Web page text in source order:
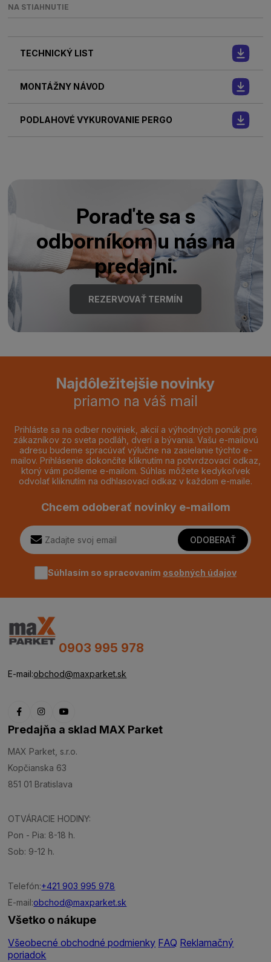
NA STIAHNUTIE
TECHNICKÝ LIST
MONTÁŽNY NÁVOD
PODLAHOVÉ VYKUROVANIE PERGO
Poraďte sa s
odborníkom u nás na
predajni.
REZERVOVAŤ TERMÍN
Najdôležitejšie novinky
priamo na váš mail
Prihláste sa na odber noviniek, akcií a výhodných ponúk pre
zákazníkov zo sveta podláh, dverí a bývania. Vašu e-mailovú
adresu budeme spracúvať výlučne na zasielanie týchto e-
mailov. Prihlásenie dokončíte kliknutím na potvrdzovací odkaz,
ktorý vám pošleme e-mailom. Súhlas môžete kedykoľvek
odvolať kliknutím na odhlasovací odkaz v každom e-maile.
Chcem odoberať novinky e-mailom
ODOBERAŤ
Súhlasím so spracovaním osobných údajov
0903 995 978
E-mail:obchod@maxparket.sk
Predajňa a sklad MAX Parket
MAX Parket, s.r.o.
Kopčianska 63
851 01 Bratislava
OTVÁRACIE HODINY:
Pon - Pia: 8-18 h.
Sob: 9-12 h.
Telefón:+421 903 995 978
E-mail:obchod@maxparket.sk
Všetko o nákupe
Všeobecné obchodné podmienky FAQ Reklamačný
poriadok